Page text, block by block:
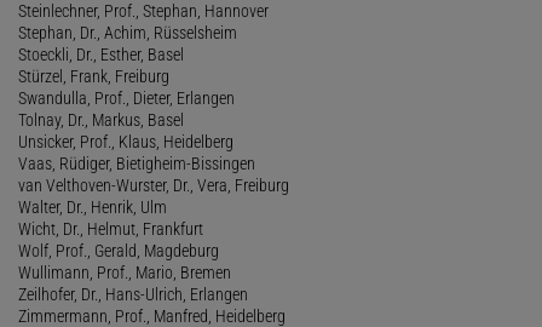
Steinlechner, Prof., Stephan, Hannover
Stephan, Dr., Achim, Rüsselsheim
Stoeckli, Dr., Esther, Basel
Stürzel, Frank, Freiburg
Swandulla, Prof., Dieter, Erlangen
Tolnay, Dr., Markus, Basel
Unsicker, Prof., Klaus, Heidelberg
Vaas, Rüdiger, Bietigheim-Bissingen
van Velthoven-Wurster, Dr., Vera, Freiburg
Walter, Dr., Henrik, Ulm
Wicht, Dr., Helmut, Frankfurt
Wolf, Prof., Gerald, Magdeburg
Wullimann, Prof., Mario, Bremen
Zeilhofer, Dr., Hans-Ulrich, Erlangen
Zimmermann, Prof., Manfred, Heidelberg